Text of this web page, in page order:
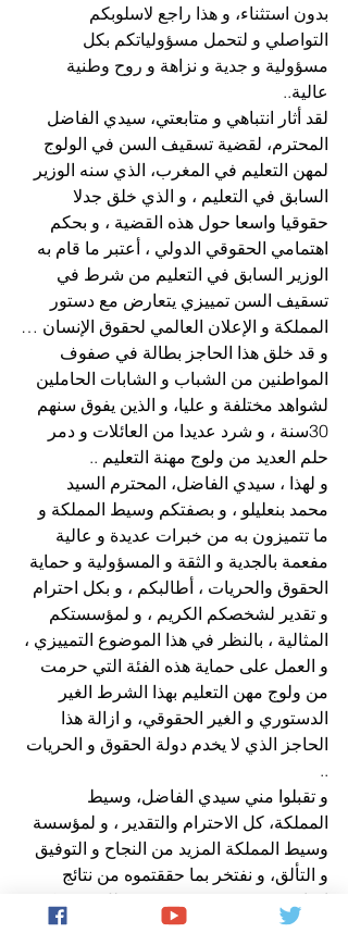
بدون استثناء، و هذا راجع لاسلوبكم
التواصلي و لتحمل مسؤولياتكم بكل
مسؤولية و جدية و نزاهة و روح وطنية
عالية..
لقد أثار انتباهي و متابعتي، سيدي الفاضل
المحترم، لقضية تسقيف السن في الولوج
لمهن التعليم في المغرب، الذي سنه الوزير
السابق في التعليم ، و الذي خلق جدلا
حقوقيا واسعا حول هذه القضية ، و بحكم
اهتمامي الحقوقي الدولي ، أعتبر ما قام به
الوزير السابق في التعليم من شرط في
تسقيف السن تمييزي يتعارض مع دستور
المملكة و الإعلان العالمي لحقوق الإنسان …
و قد خلق هذا الحاجز بطالة في صفوف
المواطنين من الشباب و الشابات الحاملين
لشواهد مختلفة و عليا، و الذين يفوق سنهم
30سنة ، و شرد عديدا من العائلات و دمر
حلم العديد من ولوج مهنة التعليم ..
و لهذا ، سيدي الفاضل، المحترم السيد
محمد بنعليلو ، و بصفتكم وسيط المملكة و
ما تتميزون به من خبرات عديدة و عالية
مفعمة بالجدية و الثقة و المسؤولية و حماية
الحقوق والحريات ، أطالبكم ، و بكل احترام
و تقدير لشخصكم الكريم ، و لمؤسستكم
المثالية ، بالنظر في هذا الموضوع التمييزي ،
و العمل على حماية هذه الفئة التي حرمت
من ولوج مهن التعليم بهذا الشرط الغير
الدستوري و الغير الحقوقي، و ازالة هذا
الحاجز الذي لا يخدم دولة الحقوق و الحريات
..
و تقبلوا مني سيدي الفاضل، وسيط
المملكة، كل الاحترام والتقدير ، و لمؤسسة
وسيط المملكة المزيد من النجاح و التوفيق
و التألق، و نفتخر بما حققتموه من نتائج
إيجابية و متميزة و عديدة في ظل تسييركم
الرشيد لهذه المؤسسة الوطنية العريقة في